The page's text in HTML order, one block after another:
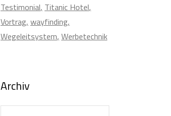
Testimonial Titanic Hotel
Vortrag wayfinding
Wegeleitsystem Werbetechnik
Archiv